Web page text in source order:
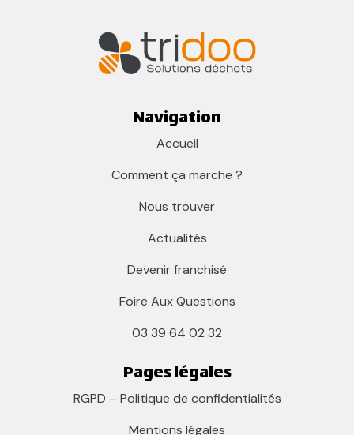
Navigation
Accueil
Comment ça marche ?
Nous trouver
Actualités
Devenir franchisé
Foire Aux Questions
03 39 64 02 32
Pages légales
RGPD – Politique de confidentialités
Mentions légales